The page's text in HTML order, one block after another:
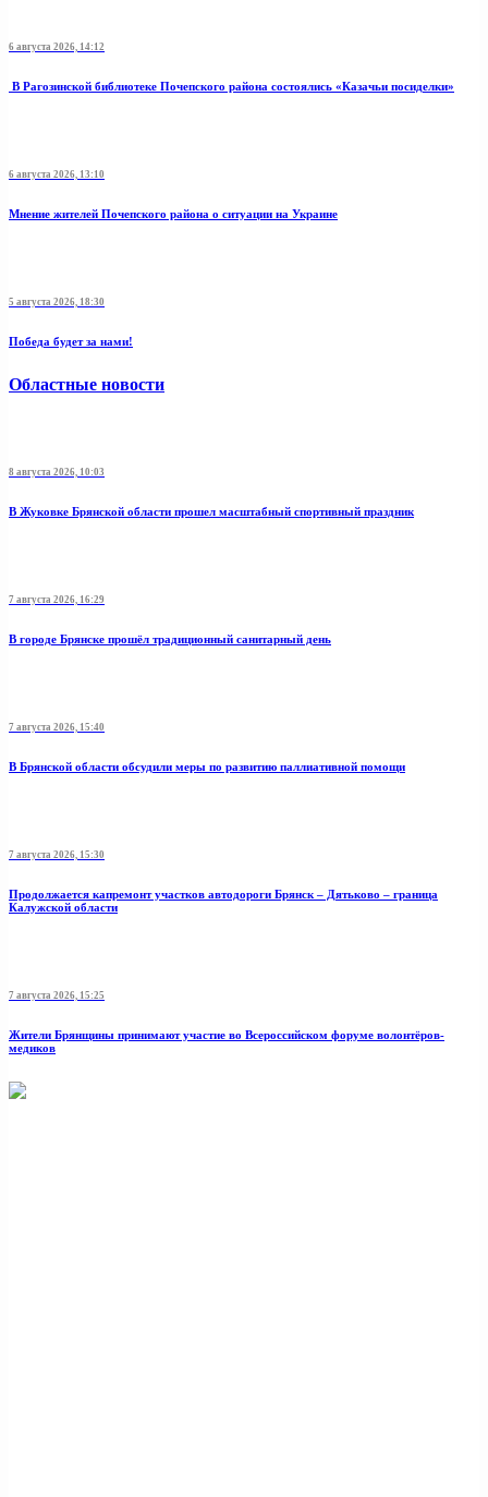
6 августа 2026, 14:12
В Рагозинской библиотеке Почепского района состоялись «Казачьи посиделки»
6 августа 2026, 13:10
Мнение жителей Почепского района о ситуации на Украине
5 августа 2026, 18:30
Победа будет за нами!
Областные новости
8 августа 2026, 10:03
В Жуковке Брянской области прошел масштабный спортивный праздник
7 августа 2026, 16:29
В городе Брянске прошёл традиционный санитарный день
7 августа 2026, 15:40
В Брянской области обсудили меры по развитию паллиативной помощи
7 августа 2026, 15:30
Продолжается капремонт участков автодороги Брянск – Дятьково – граница
Калужской области
7 августа 2026, 15:25
Жители Брянщины принимают участие во Всероссийском форуме волонтёров-
медиков